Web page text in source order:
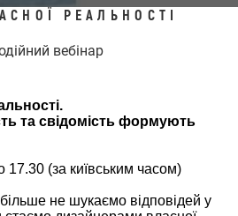
РЕАЛЬНОСТІ
вебінар
та свідомість формують
17.30 (за київським часом)
не шукаємо відповідей у